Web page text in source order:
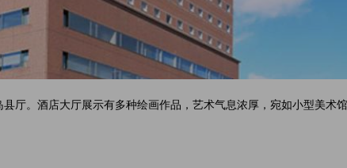
。酒店大厅展示有多种绘画作品，艺术气息浓厚，宛如小型美术馆